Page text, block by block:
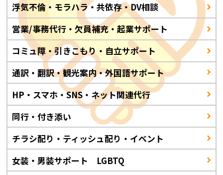
浮気不倫・モラハラ・共依存・DV相談
営業/事務代行・欠員補充・起業サポート
コミュ障・引きこもり・自立サポート
通訳・翻訳・観光案内・外国語サポート
HP・スマホ・SNS・ネット関連代行
同行・付き添い
チラシ配り・ティッシュ配り・イベント
女装・男装サポート LGBTQ